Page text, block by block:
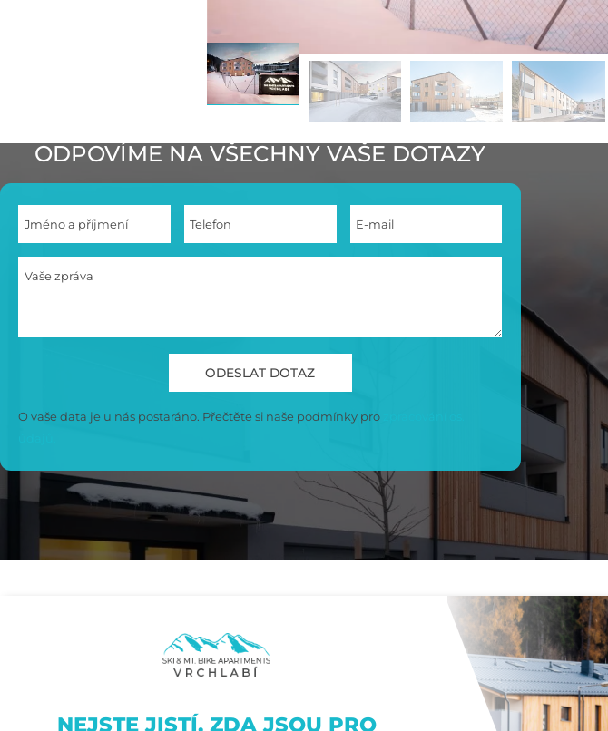
ODPOVÍME NA VŠECHNY VAŠE DOTAZY
Jméno a příjmení Telefon E-mail
Vaše zpráva
O vaše data je u nás postaráno. Přečtěte si naše podmínky pro
NEJSTE JISTÍ, ZDA JSOU PRO